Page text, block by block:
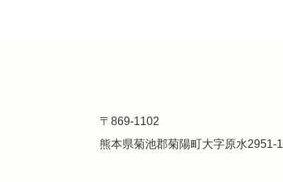
〒869-1102
熊本県菊池郡菊陽町大字原水2951-1